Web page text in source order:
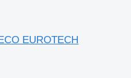
EUROTECH